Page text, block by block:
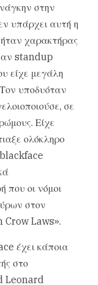
στην
υπάρχει αυτή η
χαρακτήρας
standup
είχε μεγάλη
υποδυόταν
σε
Είχε
ολόκληρο
που οι νόμοι
στον
Crow Laws».
έχει κάποια
στο
Leonard